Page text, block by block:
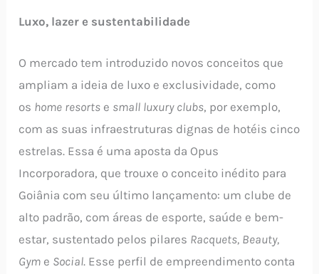
Luxo, lazer e sustentabilidade
O mercado tem introduzido novos conceitos que
ampliam a ideia de luxo e exclusividade, como
os home resorts e small luxury clubs, por exemplo,
com as suas infraestruturas dignas de hotéis cinco
estrelas. Essa é uma aposta da Opus
Incorporadora, que trouxe o conceito inédito para
Goiânia com seu último lançamento: um clube de
alto padrão, com áreas de esporte, saúde e bem-
estar, sustentado pelos pilares Racquets, Beauty,
Gym e Social. Esse perfil de empreendimento conta